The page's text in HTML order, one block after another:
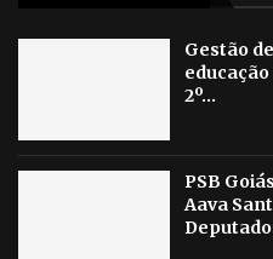
Gestão
educação
2º...
PSB
Aava